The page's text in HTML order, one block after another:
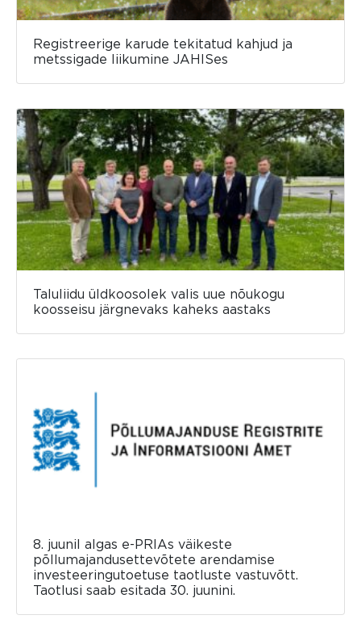
Registreerige karude tekitatud kahjud ja
metssigade liikumine JAHISes
Taluliidu üldkoosolek valis uue nõukogu
koosseisu järgnevaks kaheks aastaks
8. juunil algas e-PRIAs väikeste
põllumajandusettevõtete arendamise
investeeringutoetuse taotluste vastuvõtt.
Taotlusi saab esitada 30. juunini.